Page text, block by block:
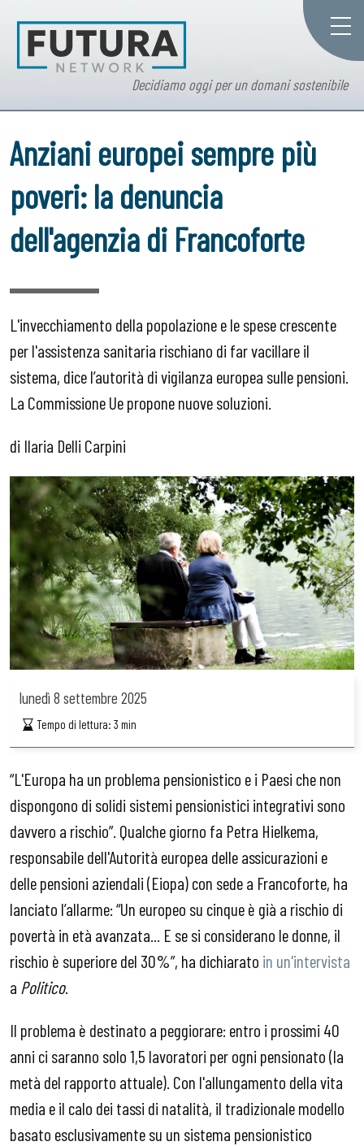
Decidiamo oggi per un domani sostenibile
Anziani europei sempre più
poveri: la denuncia
dell'agenzia di Francoforte
L'invecchiamento della popolazione e le spese crescente
per l'assistenza sanitaria rischiano di far vacillare il
sistema, dice l’autorità di vigilanza europea sulle pensioni.
La Commissione Ue propone nuove soluzioni.
di Ilaria Delli Carpini
lunedì 8 settembre 2025
Tempo di lettura:3 min
“L'Europa ha un problema pensionistico e i Paesi che non
dispongono di solidi sistemi pensionistici integrativi sono
davvero a rischio”. Qualche giorno fa Petra Hielkema,
responsabile dell'Autorità europea delle assicurazioni e
delle pensioni aziendali (Eiopa) con sede a Francoforte, ha
lanciato l’allarme: “Un europeo su cinque è già a rischio di
povertà in età avanzata... E se si considerano le donne, il
rischio è superiore del 30%”, ha dichiarato in un'intervista
a Politico.
Il problema è destinato a peggiorare: entro i prossimi 40
anni ci saranno solo 1,5 lavoratori per ogni pensionato (la
metà del rapporto attuale). Con l'allungamento della vita
media e il calo dei tassi di natalità, il tradizionale modello
basato esclusivamente su un sistema pensionistico